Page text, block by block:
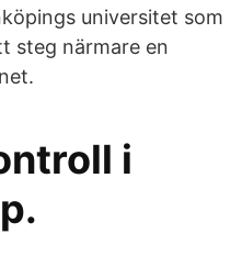
universitet som
steg närmare en
i